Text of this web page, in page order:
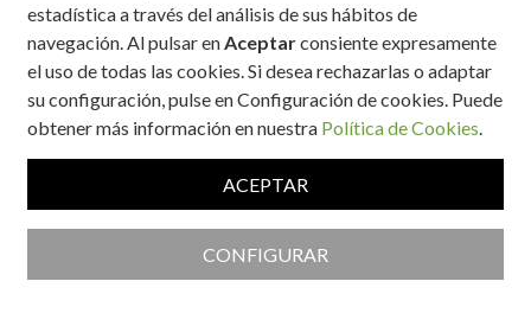
estadística a través del análisis de sus hábitos de
navegación. Al pulsar enAceptarconsiente expresamente
el uso de todas las cookies. Si desea rechazarlas o adaptar
su configuración, pulse en Configuración de cookies. Puede
obtener más información en nuestra Política de Cookies.
ACEPTAR
CONFIGURAR